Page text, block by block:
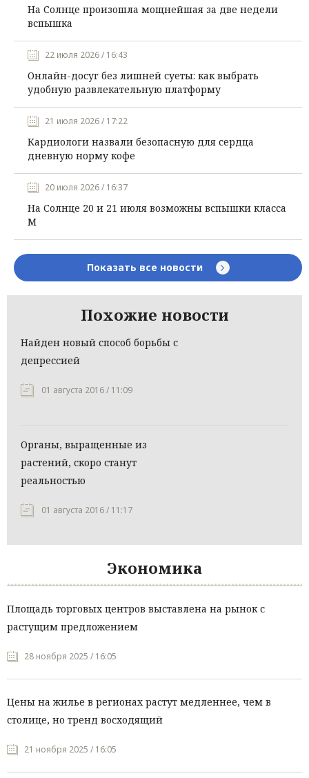
На Солнце произошла мощнейшая за две недели
вспышка
22 июля 2026 / 16:43
Онлайн-досуг без лишней суеты: как выбрать
удобную развлекательную платформу
21 июля 2026 / 17:22
Кардиологи назвали безопасную для сердца
дневную норму кофе
20 июля 2026 / 16:37
На Солнце 20 и 21 июля возможны вспышки класса
М
Показать все новости
Похожие новости
Найден новый способ борьбы с
депрессией
01 августа 2016 / 11:09
Органы, выращенные из
растений, скоро станут
реальностью
01 августа 2016 / 11:17
Экономика
Площадь торговых центров выставлена на рынок с
растущим предложением
28 ноября 2025 / 16:05
Цены на жилье в регионах растут медленнее, чем в
столице, но тренд восходящий
21 ноября 2025 / 16:05